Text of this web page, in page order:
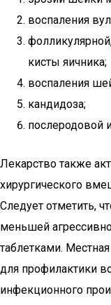
воспаления
кисты яичника;
воспаления
кандидоза;
послеродовой
Лекарство также
хирургического
Следует отметить,
меньшей
таблетками.
для профилактики
инфекционного